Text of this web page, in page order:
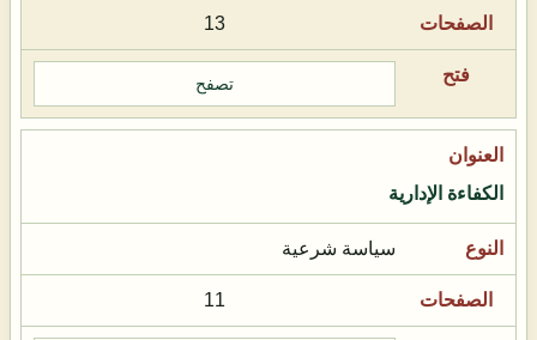
13
تصفح
الكفاءة الإدارية
سياسة شرعية
11